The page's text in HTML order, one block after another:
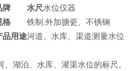
牌 水尺水位仪器
格
铁制.外加搪瓷、不锈钢
品用途河道、水库、渠道测量水位
湖泊、水库、灌渠水位的标尺。